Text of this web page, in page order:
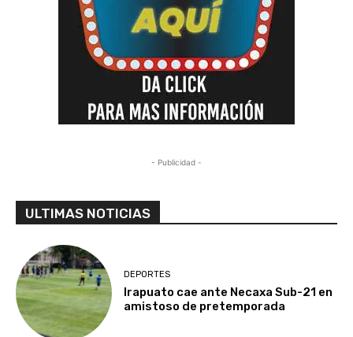
- Publicidad -
ULTIMAS NOTICIAS
DEPORTES
Irapuato cae ante Necaxa Sub-21 en
amistoso de pretemporada